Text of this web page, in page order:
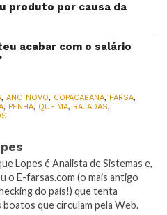
produto por causa da
acabar com o salário
, ANO NOVO, COPACABANA, FARSA,
, PENHA, QUEIMA, RAJADAS,
Lopes é Analista de Sistemas e,
o E-farsas.com (o mais antigo
do país!) que tenta
boatos que circulam pela Web.